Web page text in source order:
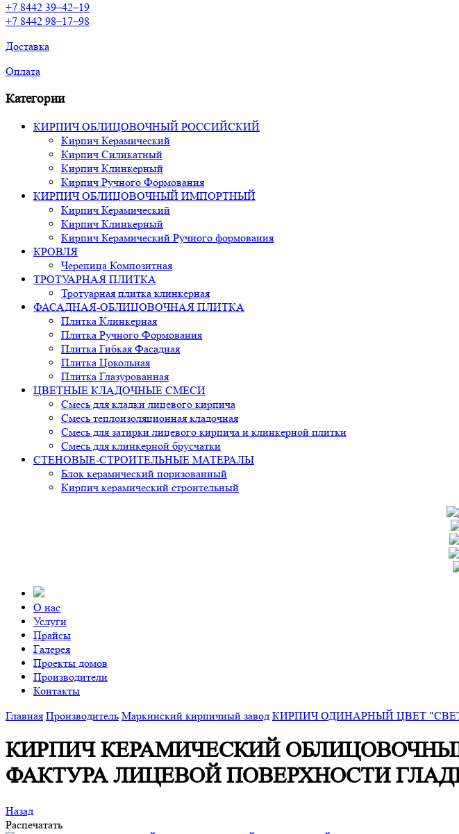
+7 8442 39–42–19
+7 8442 98–17–98
Доставка
Оплата
Категории
КИРПИЧ ОБЛИЦОВОЧНЫЙ РОССИЙСКИЙ
Кирпич Керамический
Кирпич Силикатный
Кирпич Клинкерный
Кирпич Ручного Формования
КИРПИЧ ОБЛИЦОВОЧНЫЙ ИМПОРТНЫЙ
Кирпич Керамический
Кирпич Клинкерный
Кирпич Керамический Ручного формования
КРОВЛЯ
Черепица Композитная
ТРОТУАРНАЯ ПЛИТКА
Тротуарная плитка клинкерная
ФАСАДНАЯ-ОБЛИЦОВОЧНАЯ ПЛИТКА
Плитка Клинкерная
Плитка Ручного Формования
Плитка Гибкая Фасадная
Плитка Цокольная
Плитка Глазурованная
ЦВЕТНЫЕ КЛАДОЧНЫЕ СМЕСИ
Смесь для кладки лицевого кирпича
Смесь теплоизоляционная кладочная
Смесь для затирки лицевого кирпича и клинкерной плитки
Смесь для клинкерной брусчатки
СТЕНОВЫЕ-СТРОИТЕЛЬНЫЕ МАТЕРАЛЫ
Блок керамический поризованный
Кирпич керамический строительный
О нас
Услуги
Прайсы
Галерея
Проекты домов
Производители
Контакты
Главная Производитель Маркинский кирпичный завод КИРПИЧ ОДИНАРНЫЙ ЦВЕТ
КИРПИЧ КЕРАМИЧЕСКИЙ
ФАКТУРА ЛИЦЕВОЙ ПОВЕРХНОСТИ
Назад
Распечатать